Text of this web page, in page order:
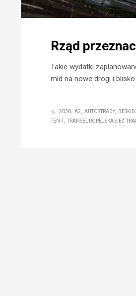
Rząd
Takie wydatki
mld na nowe drogi i
2030 A2 AUTOSTRADY
TEN-T
TRANSEUROPEJSKA SIEĆ